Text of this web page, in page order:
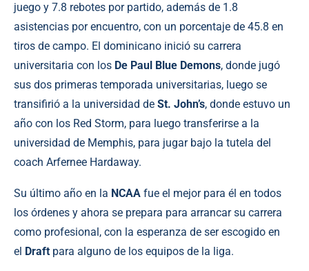
juego y 7.8 rebotes por partido, además de 1.8
asistencias por encuentro, con un porcentaje de 45.8 en
tiros de campo. El dominicano inició su carrera
universitaria con los De Paul Blue Demons, donde jugó
sus dos primeras temporada universitarias, luego se
transifirió a la universidad de St. John’s, donde estuvo un
año con los Red Storm, para luego transferirse a la
universidad de Memphis, para jugar bajo la tutela del
coach Arfernee Hardaway.
Su último año en la NCAA fue el mejor para él en todos
los órdenes y ahora se prepara para arrancar su carrera
como profesional, con la esperanza de ser escogido en
el Draft para alguno de los equipos de la liga.